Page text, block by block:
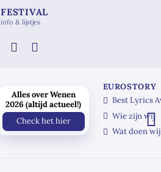
FESTIVAL
info & lijstjes
Alles over Wenen
2026 (altijd actueel!)
Check het hier
EUROSTORY
Best Lyrics
Wie zijn wij
Wat doen wij